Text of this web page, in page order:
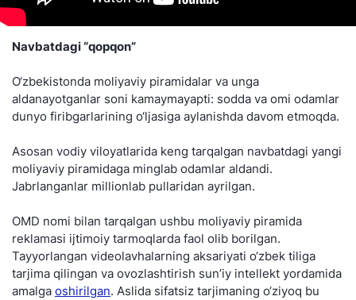
Navbatdagi “qopqon”
O‘zbekistonda moliyaviy piramidalar va unga
aldanayotganlar soni kamaymayapti: sodda va omi odamlar
dunyo firibgarlarining o‘ljasiga aylanishda davom etmoqda.
Asosan vodiy viloyatlarida keng tarqalgan navbatdagi yangi
moliyaviy piramidaga minglab odamlar aldandi.
Jabrlanganlar millionlab pullaridan ayrilgan.
OMD nomi bilan tarqalgan ushbu moliyaviy piramida
reklamasi ijtimoiy tarmoqlarda faol olib borilgan.
Tayyorlangan videolavhalarning aksariyati o‘zbek tiliga
tarjima qilingan va ovozlashtirish sun’iy intellekt yordamida
amalga oshirilgan. Aslida sifatsiz tarjimaning o‘ziyoq bu